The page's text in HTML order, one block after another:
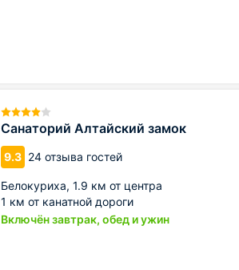
Санаторий Алтайский замок
9.3 24 отзыва гостей
Белокуриха, 1.9 км от центра
1 км от канатной дороги
Включён завтрак, обед и ужин